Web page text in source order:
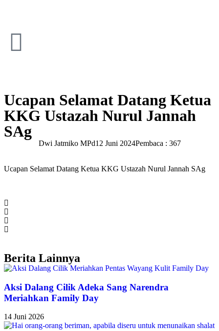
Ucapan Selamat Datang Ketua
KKG Ustazah Nurul Jannah
SAg
Dwi Jatmiko MPd12 Juni 2024Pembaca : 367
Ucapan Selamat Datang Ketua KKG Ustazah Nurul Jannah SAg
Berita Lainnya
Aksi Dalang Cilik Adeka Sang Narendra
Meriahkan Family Day
14 Juni 2026